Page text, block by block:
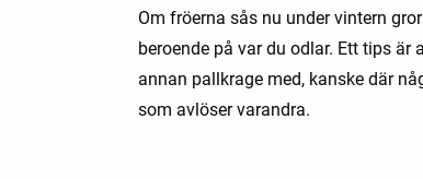
Om fröerna sås nu under vintern
beroende på var du odlar. Ett tips
annan pallkrage med, kanske där
som avlöser varandra.